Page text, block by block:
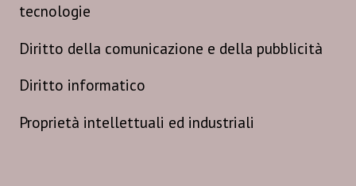
tecnologie
Diritto della comunicazione e della pubblicità
Diritto informatico
Proprietà intellettuali ed industriali